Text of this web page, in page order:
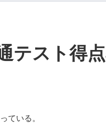
テスト得
ている。